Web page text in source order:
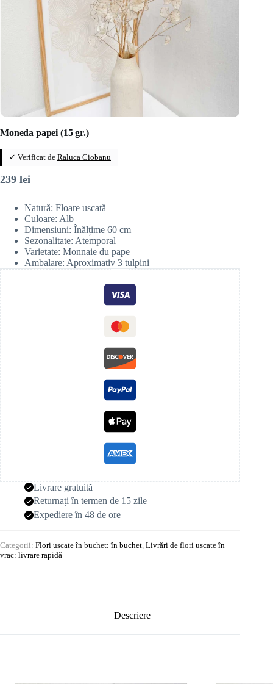
Moneda papei (15 gr.)
✓ Verificat de Raluca Ciobanu
239 lei
Natură: Floare uscată
Culoare: Alb
Dimensiuni: Înălțime 60 cm
Sezonalitate: Atemporal
Varietate: Monnaie du pape
Ambalare: Aproximativ 3 tulpini
Livrare gratuită
Returnați în termen de 15 zile
Expediere în 48 de ore
Categorii: Flori uscate în buchet: în buchet, Livrări de flori uscate în
vrac: livrare rapidă
Descriere